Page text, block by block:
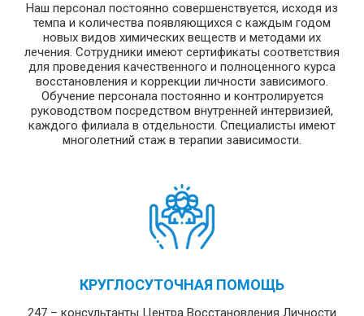
Наш персонал постоянно совершенствуется, исходя из
темпа и количества появляющихся с каждым годом
новых видов химических веществ и методами их
лечения. Сотрудники имеют сертификаты соответствия
для проведения качественного и полноценного курса
восстановления и коррекции личности зависимого.
Обучение персонала постоянно и контролируется
руководством посредством внутренней интервизией,
каждого филиала в отдельности. Специалисты имеют
многолетний стаж в терапии зависимости.
КРУГЛОСУТОЧНАЯ ПОМОЩЬ